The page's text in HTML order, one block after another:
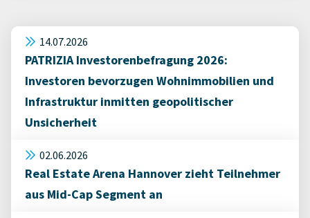
14.07.2026
PATRIZIA Investorenbefragung 2026:
Investoren bevorzugen Wohnimmobilien und
Infrastruktur inmitten geopolitischer
Unsicherheit
02.06.2026
Real Estate Arena Hannover zieht Teilnehmer
aus Mid-Cap Segment an